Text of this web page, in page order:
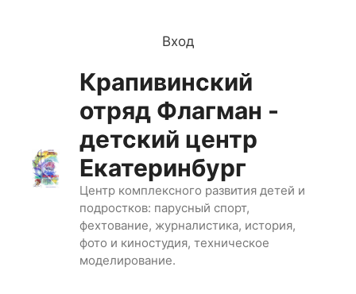
Вход
Крапивинский
отряд Флагман -
детский центр
Екатеринбург
Центр комплексного развития детей и
подростков: парусный спорт,
фехтование, журналистика, история,
фото и киностудия, техническое
моделирование.